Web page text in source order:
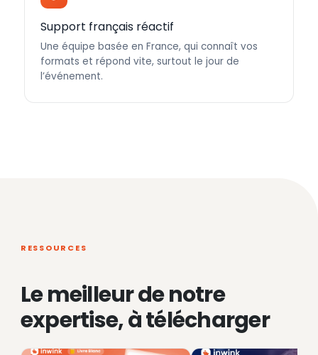
Support français réactif
Une équipe basée en France, qui connaît vos
formats et répond vite, surtout le jour de
l’événement.
RESSOURCES
Le meilleur de notre
expertise, à télécharger